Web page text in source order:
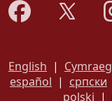
English | Cymraeg
español | српски
polski |